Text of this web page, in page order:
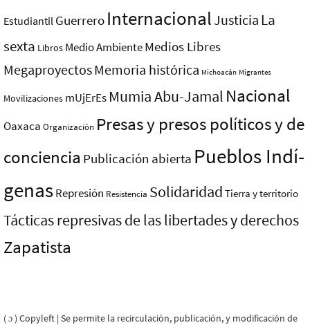
Estudiantil Guerrero InternacionalJusticia La
sexta Libros Medio AmbienteMedios Libres
MegaproyectosMemoria histórica Michoacán Migrantes
Movilizaciones mUjErEs Mumia Abu-Jamal Nacional
Oaxaca Organización Presas y presos polí­ticos y de
conciencia Publicación abierta Pueblos Indí­
genasRepresión Resistencia Solidaridad Tierra y territorio
Tácticas represivas de las libertades y derechos
Zapatista
( ɔ ) Copyleft | Se permite la recirculación, publicación, y modificación de